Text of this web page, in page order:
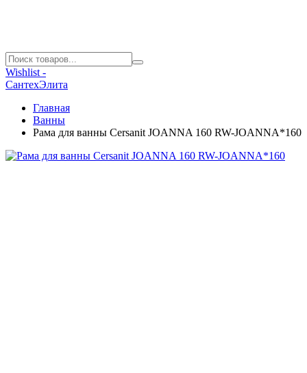
Wishlist -
СантехЭлита
Главная
Ванны
Рама для ванны Cersanit JOANNA 160 RW-JOANNA*160